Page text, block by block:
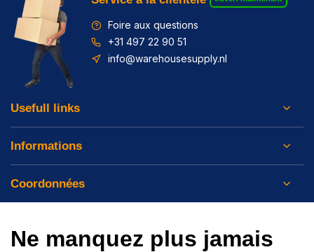
Foire aux questions
+31 497 22 90 51
info@warehousesupply.nl
Usefull links
Informations
Coordonnées
Ne manquez plus jamais